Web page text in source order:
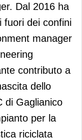
Dal 2016 ha
fuori dei confini
manager
contributo a
dello
di Gaglianico
per la
riciclata